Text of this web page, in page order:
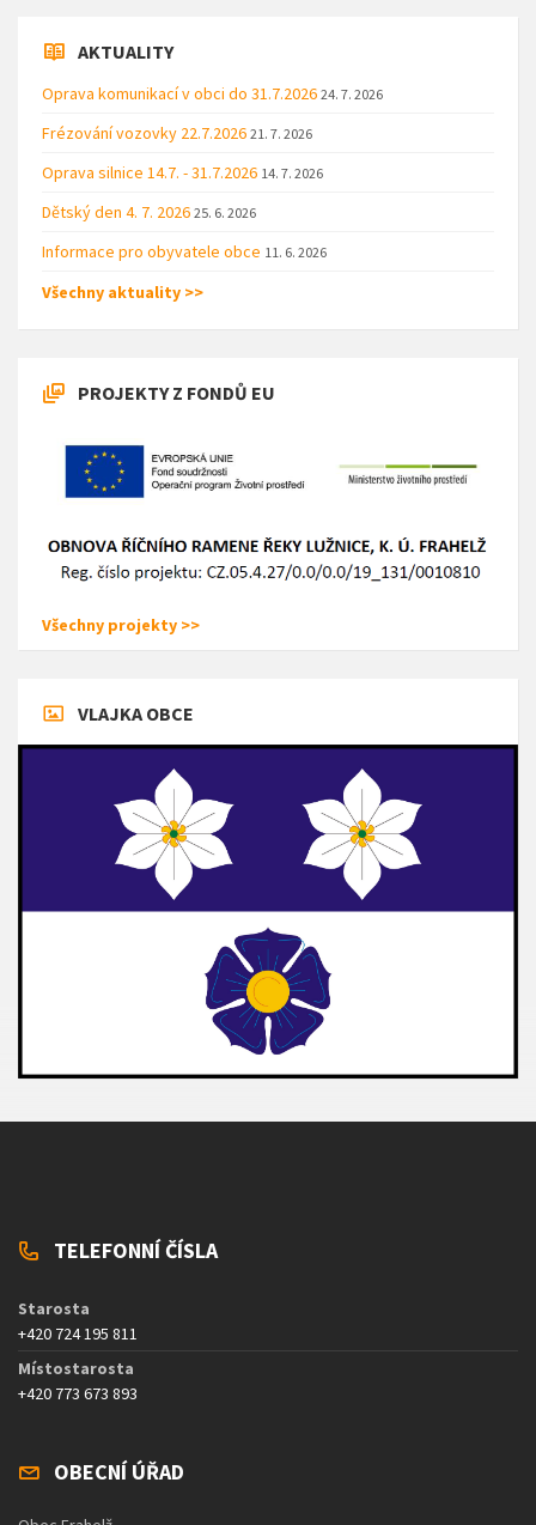
AKTUALITY
Oprava komunikací v obci do 31.7.2026 24. 7. 2026
Frézování vozovky 22.7.2026 21. 7. 2026
Oprava silnice 14.7. - 31.7.2026 14. 7. 2026
Dětský den 4. 7. 2026 25. 6. 2026
Informace pro obyvatele obce 11. 6. 2026
Všechny aktuality >>
PROJEKTY Z FONDŮ EU
Všechny projekty >>
VLAJKA OBCE
TELEFONNÍ ČÍSLA
Starosta
+420 724 195 811
Místostarosta
+420 773 673 893
OBECNÍ ÚŘAD